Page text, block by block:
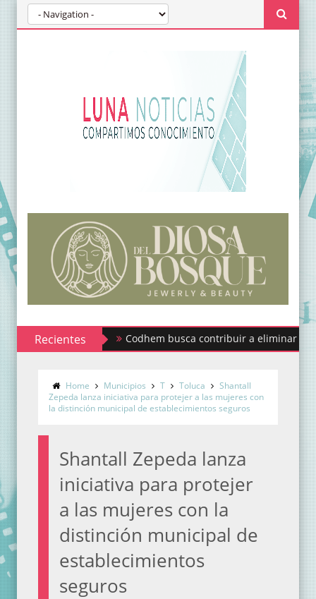
RecientesCodhem busca contribuir a eliminar los
Home Municipios T Toluca
Shantall
Zepeda lanza iniciativa para protejer a las mujeres con
la distinción municipal de establecimientos seguros
Shantall Zepeda lanza
iniciativa para protejer
a las mujeres con la
distinción municipal de
establecimientos
seguros